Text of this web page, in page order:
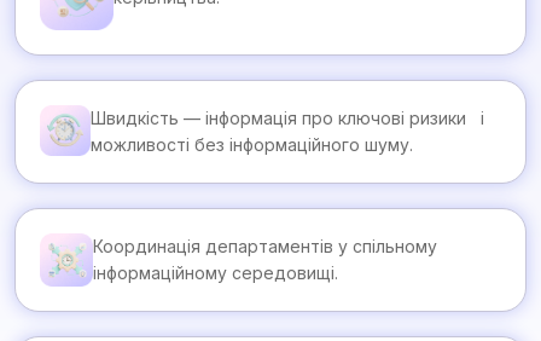
Швидкість — інформація про ключові ризики і
можливості без інформаційного шуму.
Координація департаментів у спільному
інформаційному середовищі.